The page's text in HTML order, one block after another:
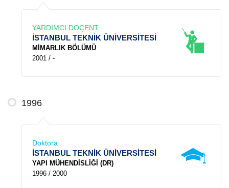
YARDIMCI DOÇENT
İSTANBUL TEKNİK ÜNİVERSİTESİ
MİMARLIK BÖLÜMÜ
2001 / -
1996
Doktora
İSTANBUL TEKNİK ÜNİVERSİTESİ
YAPI MÜHENDİSLİĞİ (DR)
1996 / 2000